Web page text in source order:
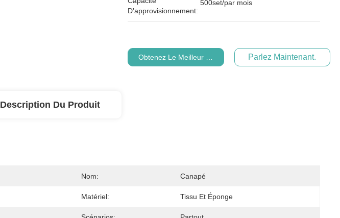
D'approvisionnement:
500set/par mois
Obtenez Le Meilleur Prix Parlez Maintenant.
Description Du Produit
Nom: Canapé
Matériel: Tissu Et Éponge